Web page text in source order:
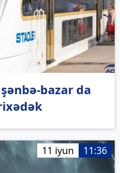
bazar da
11 iyun 11:36